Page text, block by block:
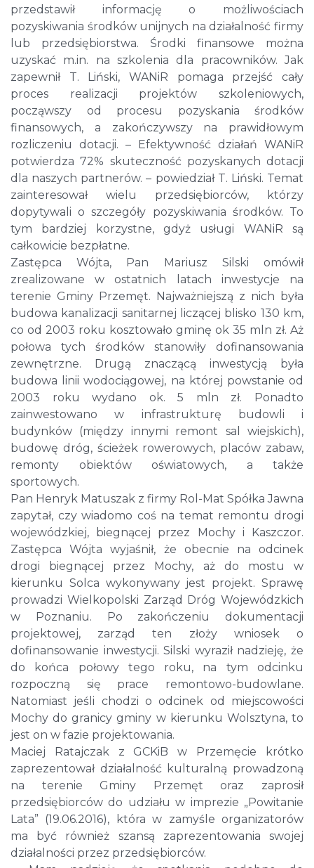
przedstawił informację o możliwościach
pozyskiwania środków unijnych na działalność firmy
lub przedsiębiorstwa. Środki finansowe można
uzyskać m.in. na szkolenia dla pracowników. Jak
zapewnił T. Liński, WANiR pomaga przejść cały
proces realizacji projektów szkoleniowych,
począwszy od procesu pozyskania środków
finansowych, a zakończywszy na prawidłowym
rozliczeniu dotacji. – Efektywność działań WANiR
potwierdza 72% skuteczność pozyskanych dotacji
dla naszych partnerów. – powiedział T. Liński. Temat
zainteresował wielu przedsiębiorców, którzy
dopytywali o szczegóły pozyskiwania środków. To
tym bardziej korzystne, gdyż usługi WANiR są
całkowicie bezpłatne.
Zastępca Wójta, Pan Mariusz Silski omówił
zrealizowane w ostatnich latach inwestycje na
terenie Gminy Przemęt. Najważniejszą z nich była
budowa kanalizacji sanitarnej liczącej blisko 130 km,
co od 2003 roku kosztowało gminę ok 35 mln zł. Aż
połowa tych środków stanowiły dofinansowania
zewnętrzne. Drugą znaczącą inwestycją była
budowa linii wodociągowej, na której powstanie od
2003 roku wydano ok. 5 mln zł. Ponadto
zainwestowano w infrastrukturę budowli i
budynków (między innymi remont sal wiejskich),
budowę dróg, ścieżek rowerowych, placów zabaw,
remonty obiektów oświatowych, a także
sportowych.
Pan Henryk Matuszak z firmy Rol-Mat Spółka Jawna
zapytał, czy wiadomo coś na temat remontu drogi
wojewódzkiej, biegnącej przez Mochy i Kaszczor.
Zastępca Wójta wyjaśnił, że obecnie na odcinek
drogi biegnącej przez Mochy, aż do mostu w
kierunku Solca wykonywany jest projekt. Sprawę
prowadzi Wielkopolski Zarząd Dróg Wojewódzkich
w Poznaniu. Po zakończeniu dokumentacji
projektowej, zarząd ten złoży wniosek o
dofinansowanie inwestycji. Silski wyraził nadzieję, że
do końca połowy tego roku, na tym odcinku
rozpoczną się prace remontowo-budowlane.
Natomiast jeśli chodzi o odcinek od miejscowości
Mochy do granicy gminy w kierunku Wolsztyna, to
jest on w fazie projektowania.
Maciej Ratajczak z GCKiB w Przemęcie krótko
zaprezentował działalność kulturalną prowadzoną
na terenie Gminy Przemęt oraz zaprosił
przedsiębiorców do udziału w imprezie „Powitanie
Lata” (19.06.2016), która w zamyśle organizatorów
ma być również szansą zaprezentowania swojej
działalności przez przedsiębiorców.